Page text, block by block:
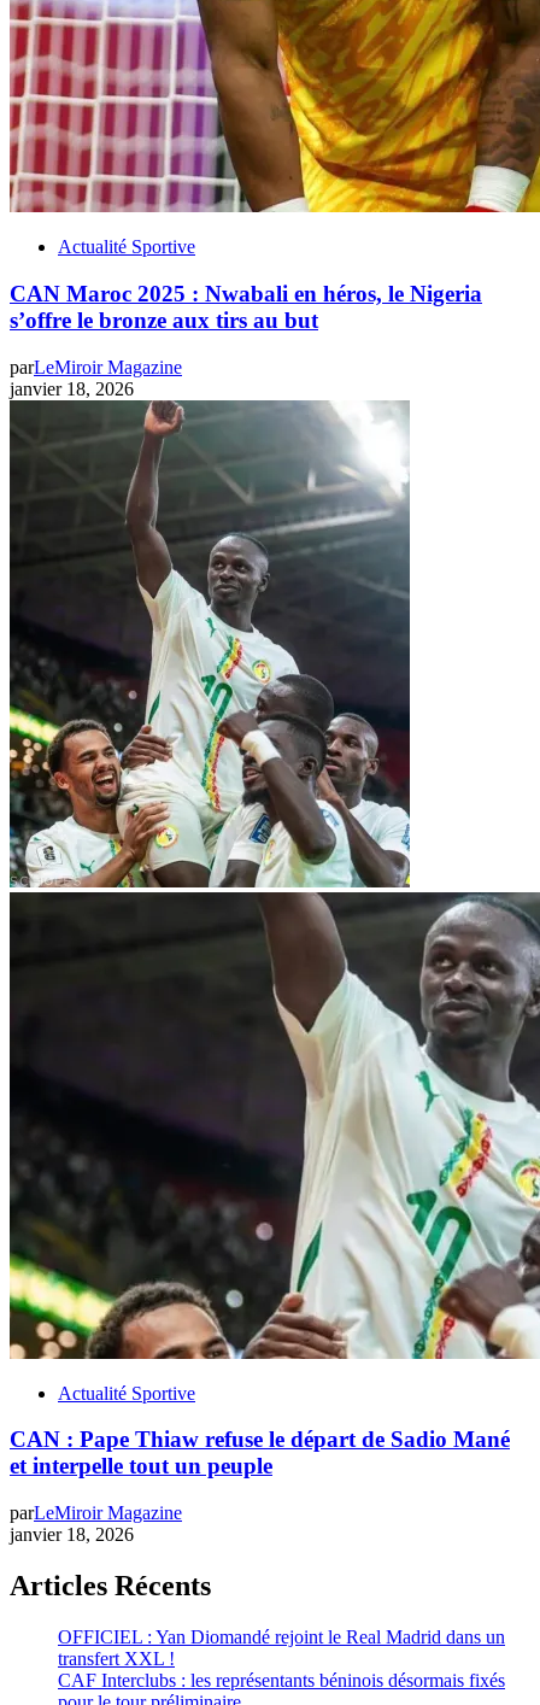
Actualité Sportive
CAN Maroc 2025 : Nwabali en héros, le Nigeria
s’offre le bronze aux tirs au but
parLeMiroir Magazine
janvier 18, 2026
Actualité Sportive
CAN : Pape Thiaw refuse le départ de Sadio Mané
et interpelle tout un peuple
parLeMiroir Magazine
janvier 18, 2026
Articles Récents
OFFICIEL : Yan Diomandé rejoint le Real Madrid dans un
transfert XXL !
CAF Interclubs : les représentants béninois désormais fixés